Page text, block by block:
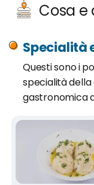
Cosa
Specialità
Questi sono i
specialità
gastronomica